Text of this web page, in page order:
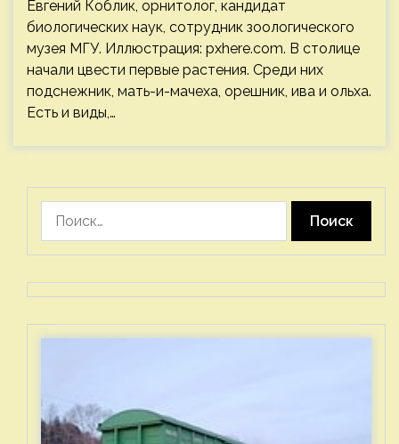
Евгений Коблик, орнитолог, кандидат
биологических наук, сотрудник зоологического
музея МГУ. Иллюстрация: pxhere.com. В столице
начали цвести первые растения. Среди них
подснежник, мать-и-мачеха, орешник, ива и ольха.
Есть и виды,…